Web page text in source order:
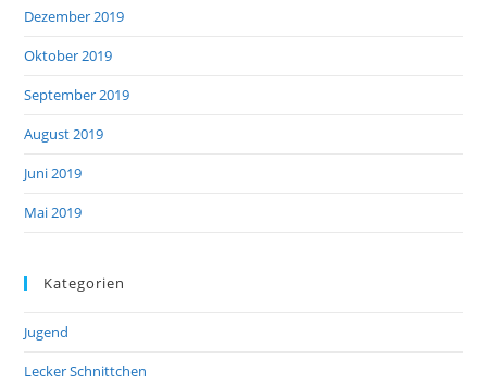
Dezember 2019
Oktober 2019
September 2019
August 2019
Juni 2019
Mai 2019
Kategorien
Jugend
Lecker Schnittchen